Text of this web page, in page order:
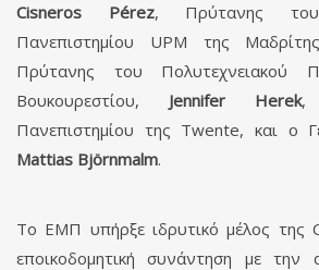
Cisneros Pérez, Πρύτανης του
Πανεπιστημίου UPM της
Πρύτανης του Πολυτεχνειακού
Βουκουρεστίου, Jennifer Herek,
Πανεπιστημίου της Twente, και ο
Mattias Björnmalm.
Το ΕΜΠ υπήρξε ιδρυτικό μέλος της
εποικοδομητική συνάντηση με την